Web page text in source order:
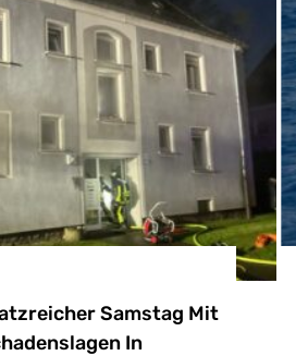
Samstag Mit
In